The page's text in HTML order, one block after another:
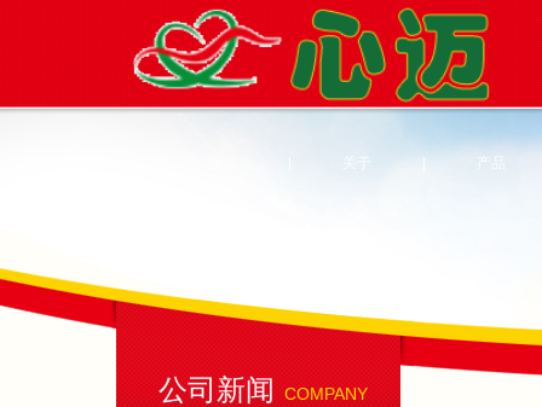
公司新闻 COMPANY